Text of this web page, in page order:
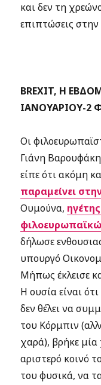
και δεν τη
επιπτώσεις στην
BREXIT, Η
ΙΑΝΟΥΑΡΙΟΥ-2
Οι
Γιάνη
είπε ότι ακόμη
παραμείνει
Ουμούνα,
δήλωσε
υπουργό
Μήπως έκλεισε
Η ουσία είναι
δεν θέλει να
του Κόρμπιν
χαρά), βρήκε μία
αριστερό κοινό
του φυσικά, να